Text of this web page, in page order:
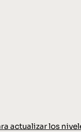
actualizar los